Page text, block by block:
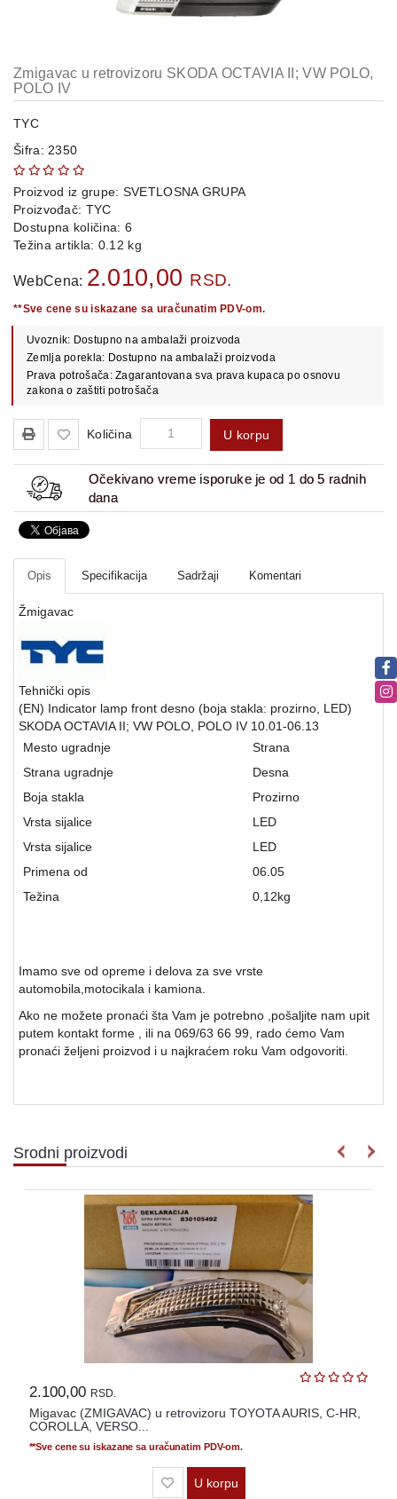
AUTO
DELOVI
POLICE
OSTALO
KAMIONSKI
DELOVI
POLOVNI
AUTOMOBILI
POŠALJITE
UPIT
Zmigavac u retrovizoru SKODA OCTAVIA II; VW POLO,
POLO IV
TYC
Šifra: 2350
Proizvod iz grupe: SVETLOSNA GRUPA
Proizvođač: TYC
Dostupna količina: 6
Težina artikla: 0.12 kg
WebCena: 2.010,00 RSD.
**Sve cene su iskazane sa uračunatim PDV-om.
Uvoznik: Dostupno na ambalaži proizvoda
Zemlja porekla: Dostupno na ambalaži proizvoda
Prava potrošača: Zagarantovana sva prava kupaca po osnovu
zakona o zaštiti potrošača
Količina U korpu
Očekivano vreme isporuke je od 1 do 5 radnih
dana
Opis Specifikacija Sadržaji Komentari
Žmigavac
Tehnički opis
(EN) Indicator lamp front desno (boja stakla: prozirno, LED)
SKODA OCTAVIA II; VW POLO, POLO IV 10.01-06.13
Mesto ugradnje
Strana
Strana ugradnje
Desna
Boja stakla
Prozirno
Vrsta sijalice
LED
Vrsta sijalice
LED
Primena od
06.05
Težina
0,12kg
Imamo sve od opreme i delova za sve vrste
automobila,motocikala i kamiona.
Ako ne možete pronaći šta Vam je potrebno ,pošaljite nam upit
putem kontakt forme , ili na 069/63 66 99, rado ćemo Vam
pronaći željeni proizvod i u najkraćem roku Vam odgovoriti.
Srodni proizvodi
2.100,00 RSD.
Migavac (ZMIGAVAC) u retrovizoru TOYOTA AURIS, C-HR,
COROLLA, VERSO...
**Sve cene su iskazane sa uračunatim PDV-om.
U korpu